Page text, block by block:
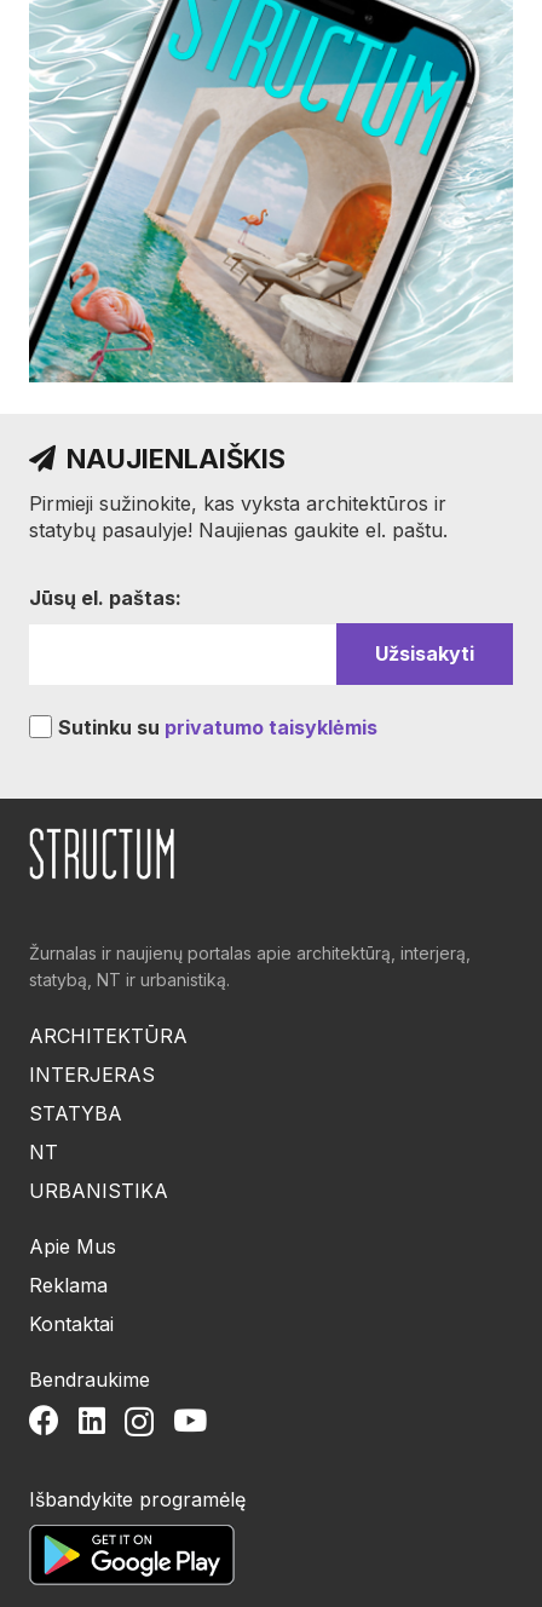
NAUJIENLAIŠKIS
Pirmieji sužinokite, kas vyksta architektūros ir
statybų pasaulyje! Naujienas gaukite el. paštu.
Jūsų el. paštas:
Sutinku su privatumo taisyklėmis
Žurnalas ir naujienų portalas apie architektūrą, interjerą,
statybą, NT ir urbanistiką.
ARCHITEKTŪRA
INTERJERAS
STATYBA
NT
URBANISTIKA
Apie Mus
Reklama
Kontaktai
Bendraukime
Išbandykite programėlę